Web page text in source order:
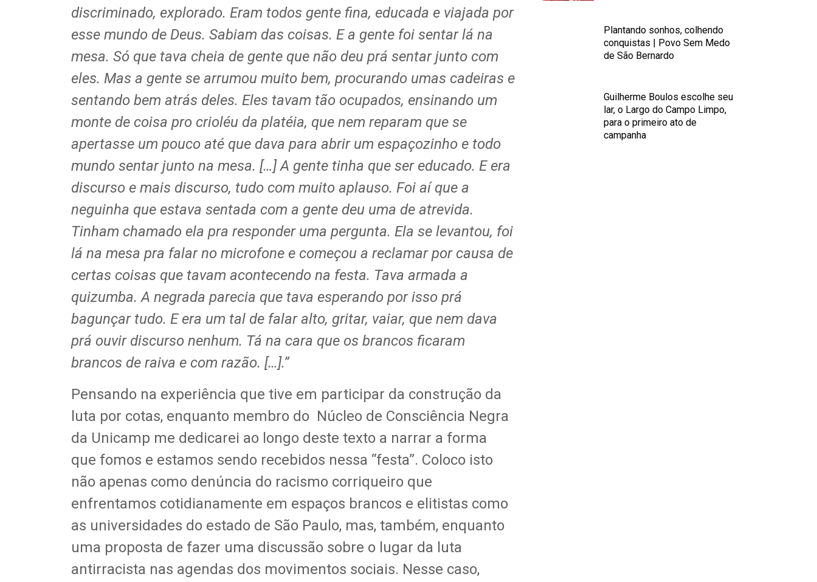
discriminado, explorado. Eram todos gente fina, educada e viajada por
esse mundo de Deus. Sabiam das coisas. E a gente foi sentar lá na
mesa. Só que tava cheia de gente que não deu prá sentar junto com
eles. Mas a gente se arrumou muito bem, procurando umas cadeiras e
sentando bem atrás deles. Eles tavam tão ocupados, ensinando um
monte de coisa pro crioléu da platéia, que nem reparam que se
apertasse um pouco até que dava para abrir um espaçozinho e todo
mundo sentar junto na mesa. […] A gente tinha que ser educado. E era
discurso e mais discurso, tudo com muito aplauso. Foi aí que a
neguinha que estava sentada com a gente deu uma de atrevida.
Tinham chamado ela pra responder uma pergunta. Ela se levantou, foi
lá na mesa pra falar no microfone e começou a reclamar por causa de
certas coisas que tavam acontecendo na festa. Tava armada a
quizumba. A negrada parecia que tava esperando por isso prá
bagunçar tudo. E era um tal de falar alto, gritar, vaiar, que nem dava
prá ouvir discurso nenhum. Tá na cara que os brancos ficaram
brancos de raiva e com razão. […].”
Pensando na experiência que tive em participar da construção da
luta por cotas, enquanto membro do Núcleo de Consciência Negra
da Unicamp me dedicarei ao longo deste texto a narrar a forma
que fomos e estamos sendo recebidos nessa “festa”. Coloco isto
não apenas como denúncia do racismo corriqueiro que
enfrentamos cotidianamente em espaços brancos e elitistas como
as universidades do estado de São Paulo, mas, também, enquanto
uma proposta de fazer uma discussão sobre o lugar da luta
antirracista nas agendas dos movimentos sociais. Nesse caso,
Plantando sonhos, colhendo
conquistas | Povo Sem Medo
de São Bernardo
Guilherme Boulos escolhe seu
lar, o Largo do Campo Limpo,
para o primeiro ato de
campanha